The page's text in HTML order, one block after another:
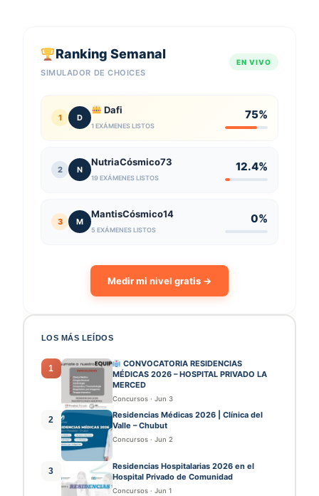
Ranking Semanal
SIMULADOR DE CHOICES
EN VIVO
1 D
Dafi
1 EXÁMENES LISTOS
75%
2 N
NutriaCósmico73
19 EXÁMENES LISTOS
12.4%
3 M
MantisCósmico14
5 EXÁMENES LISTOS
0%
Medir mi nivel gratis →
LOS MÁS LEÍDOS
1
CONVOCATORIA RESIDENCIAS
MÉDICAS 2026 – HOSPITAL PRIVADO LA
MERCED
Concursos · Jun 3
2
Residencias Médicas 2026 | Clínica del
Valle – Chubut
Concursos · Jun 2
3
Residencias Hospitalarias 2026 en el
Hospital Privado de Comunidad
Concursos · Jun 1